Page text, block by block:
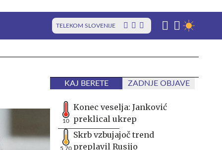
TELEKOM SLOVENIJE
KAJ BERETE ZADNJE OBJAVE
10
Konec veselja: Janković
preklical ukrep
5,70
Skrb vzbujajoč trend
preplavil Rusijo